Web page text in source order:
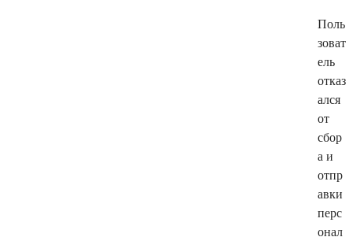
Поль
зоват
ель
отказ
ался
от
сбор
а и
отпр
авки
перс
онал